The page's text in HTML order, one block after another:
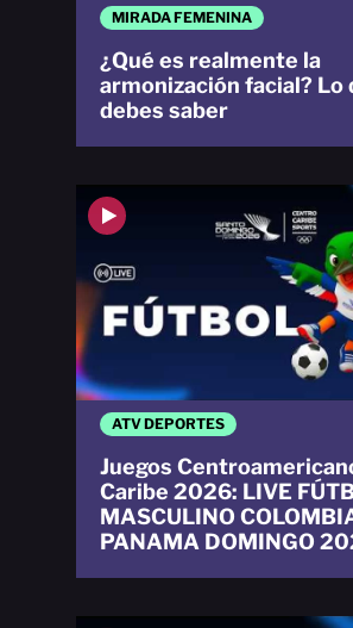
ATV DEPORTES
Juegos
Caribe 2026: LIVE
MASCULINO
PANAMA DOMINGO
MIRADA FEMENINA
¿Qué es realmente la
armonización facial? Lo
debes saber